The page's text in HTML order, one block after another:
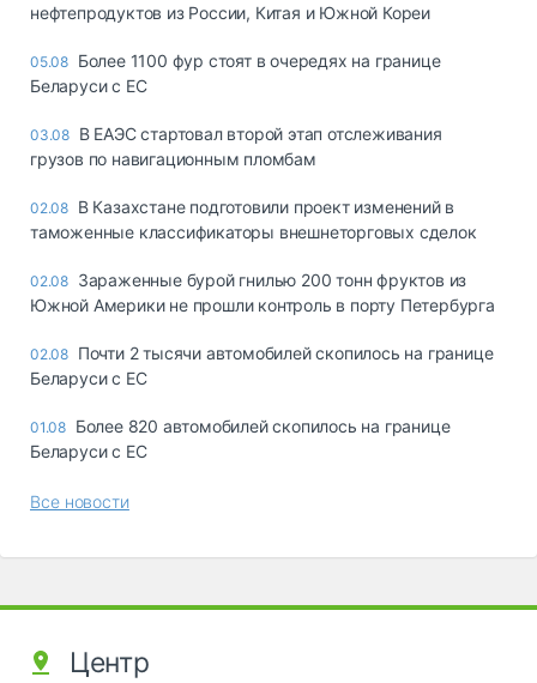
нефтепродуктов из России, Китая и Южной Кореи
05.08 Более 1100 фур стоят в очередях на границе
Беларуси с ЕС
03.08 В ЕАЭС стартовал второй этап отслеживания
грузов по навигационным пломбам
02.08 В Казахстане подготовили проект изменений в
таможенные классификаторы внешнеторговых сделок
02.08 Зараженные бурой гнилью 200 тонн фруктов из
Южной Америки не прошли контроль в порту Петербурга
02.08 Почти 2 тысячи автомобилей скопилось на границе
Беларуси с ЕС
01.08 Более 820 автомобилей скопилось на границе
Беларуси с ЕС
Все новости
Центр